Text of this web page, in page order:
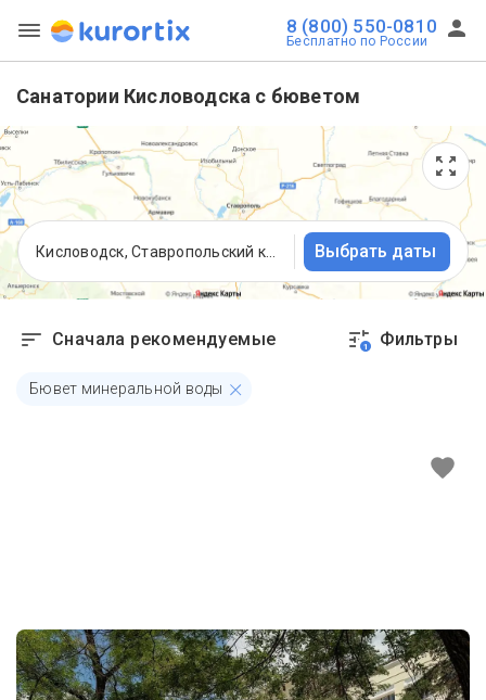
8 (800) 550-0810
Бесплатно по России
Санатории Кисловодска с бюветом
Выбрать даты
Сначала рекомендуемые 1 Фильтры
Бювет минеральной воды